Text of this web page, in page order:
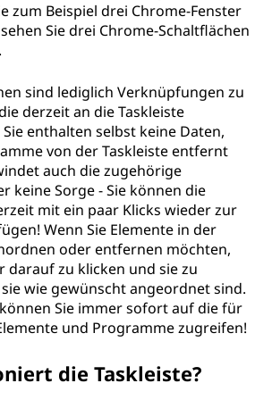
zum Beispiel drei Chrome-Fenster
Sie drei Chrome-Schaltflächen
sind lediglich Verknüpfungen zu
derzeit an die Taskleiste
enthalten selbst keine Daten,
von der Taskleiste entfernt
auch die zugehörige
keine Sorge - Sie können die
mit ein paar Klicks wieder zur
Wenn Sie Elemente in der
oder entfernen möchten,
darauf zu klicken und sie zu
wie gewünscht angeordnet sind.
Sie immer sofort auf die für
und Programme zugreifen!
die Taskleiste?